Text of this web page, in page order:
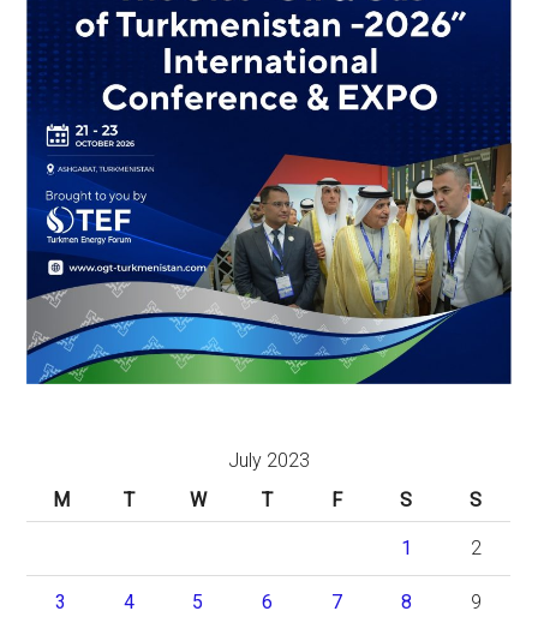
July 2023
M
T W T F S S
1 2
3 4 5 6 7 8 9